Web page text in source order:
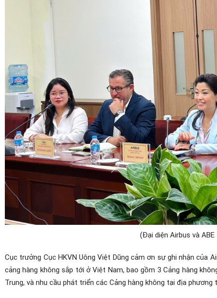
(Đại diện Airbus và
Cục trưởng Cục HKVN Uông Việt Dũng cảm ơn sự ghi nhận của
cảng hàng không sắp tới ở Việt Nam, bao gồm 3 Cảng hàng
Trung, và nhu cầu phát triển các Cảng hàng không tại địa